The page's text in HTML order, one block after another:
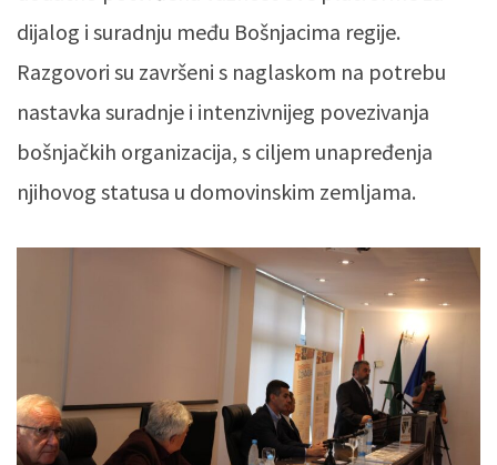
dijalog i suradnju među Bošnjacima regije.
Razgovori su završeni s naglaskom na potrebu
nastavka suradnje i intenzivnijeg povezivanja
bošnjačkih organizacija, s ciljem unapređenja
njihovog statusa u domovinskim zemljama.